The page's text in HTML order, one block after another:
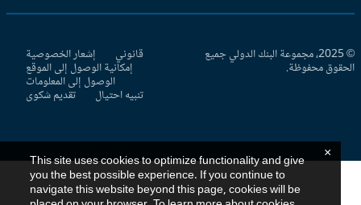
© 2025، مجموعة البنك الدولي جميع
محفوظة.
قانوني إشعار الخصوصية
إمكانية الوصول إلى الموقع
الوصول إلى المعلومات
تنبيه احتيال تقديم شكوى
This site uses cookies to optimize functionality and give
you the best possible experience. If you continue to
navigate this website beyond this page, cookies will be